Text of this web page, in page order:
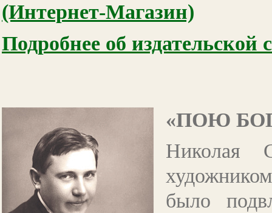
(Интернет-Магазин)
Подробнее об
«ПОЮ
Николая
было